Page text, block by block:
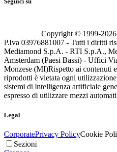
Copyright © 1999-2026
P.Iva 03976881007 - Tutti i diritti
Mediamond S.p.A. - RTI S.p.A.,
Amsterdam (Paesi Bassi) - Uffici
Monzese (MI)Rispetto ai contenuti
riprodotti è vietata ogni
sistemi di intelligenza artificiale
espresso di utilizzare mezzi
Legal
CorporatePrivacy PolicyCookie
Sezioni